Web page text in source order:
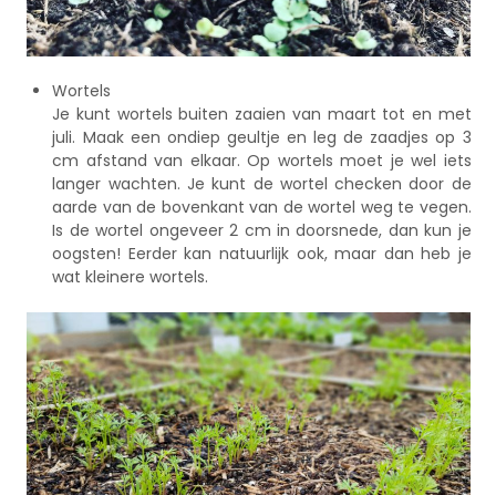
Wortels
Je kunt wortels buiten zaaien van maart tot en met
juli. Maak een ondiep geultje en leg de zaadjes op 3
cm afstand van elkaar. Op wortels moet je wel iets
langer wachten. Je kunt de wortel checken door de
aarde van de bovenkant van de wortel weg te vegen.
Is de wortel ongeveer 2 cm in doorsnede, dan kun je
oogsten! Eerder kan natuurlijk ook, maar dan heb je
wat kleinere wortels.